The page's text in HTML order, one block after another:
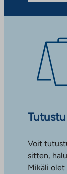
Voit
sitten,
Mikäli olet